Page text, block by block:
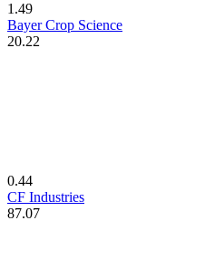
1.49
Bayer Crop Science
20.22
0.44
CF Industries
87.07